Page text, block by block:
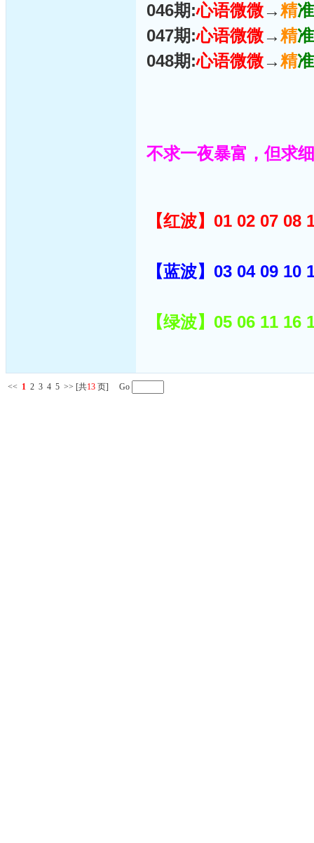
046期:心语微微→精准
047期:心语微微→精准
048期:心语微微→精准
不求一夜暴富，但求
【红波】01 02 07
【蓝波】03 04 09
【绿波】05 06 11
<< 1 2 3 4 5 >> [共13 页] Go